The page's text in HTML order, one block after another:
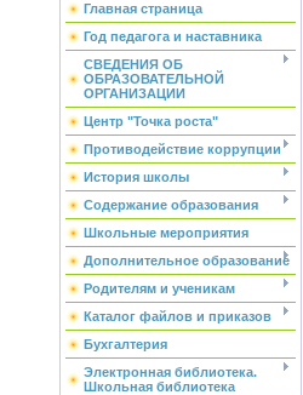
Главная страница
Год педагога и наставника
СВЕДЕНИЯ ОБ
ОБРАЗОВАТЕЛЬНОЙ
ОРГАНИЗАЦИИ
Центр "Точка роста"
Противодействие коррупции
История школы
Содержание образования
Школьные мероприятия
Дополнительное образование
Родителям и ученикам
Каталог файлов и приказов
Бухгалтерия
Электронная библиотека.
Школьная библиотека